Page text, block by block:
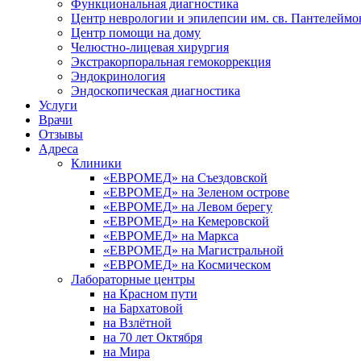
Функциональная диагностика
Центр неврологии и эпилепсии им. св.
Центр помощи на дому
Челюстно-лицевая хирургия
Экстракорпоральная гемокоррекция
Эндокринология
Эндоскопическая диагностика
Услуги
Врачи
Отзывы
Адреса
Клиники
«ЕВРОМЕД» на Съездовской
«ЕВРОМЕД» на Зеленом острове
«ЕВРОМЕД» на Левом берегу
«ЕВРОМЕД» на Кемеровской
«ЕВРОМЕД» на Маркса
«ЕВРОМЕД» на Магистральной
«ЕВРОМЕД» на Космическом
Лабораторные центры
на Красном пути
на Бархатовой
на Взлётной
на 70 лет Октября
на Мира